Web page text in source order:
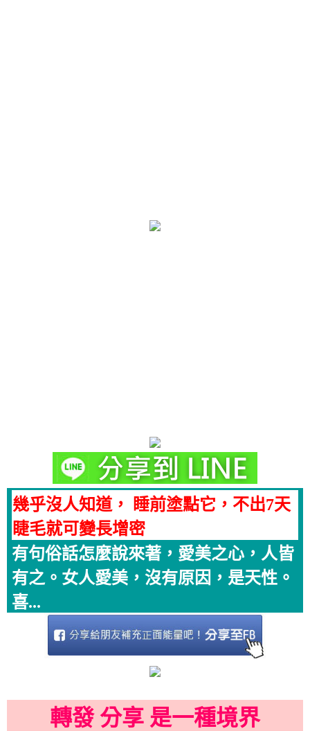
幾乎沒人知道， 睡前塗點它，不出7天
睫毛就可變長增密
有句俗話怎麼說來著，愛美之心，人皆
有之。女人愛美，沒有原因，是天性。
喜...
轉發 分享 是一種境界